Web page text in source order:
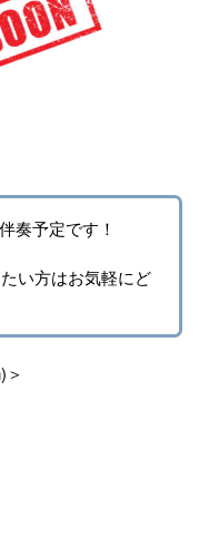
奏予定です！
い方はお気軽にど